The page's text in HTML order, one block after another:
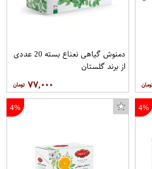
دمنوش گیاهی نعناع بسته 20 عددی
از برند گلستان
۷۷,۰۰۰
4%
4%